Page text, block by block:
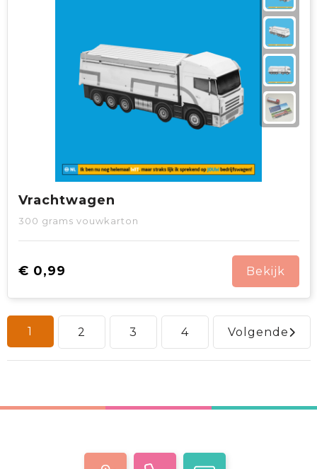
Vrachtwagen
300 grams vouwkarton
€ 0,99 Bekijk
1 2 3 4 Volgende